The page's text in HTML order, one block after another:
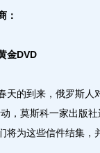
：
DVD
的到来，俄罗斯人对
，莫斯科一家出版
将为这些信件结集，